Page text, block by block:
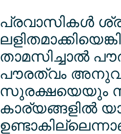
പ്രവാസികള്‍
താമസിച്ചാല്‍
പൗരത്വം
സുരക്ഷയെയും
കാര്യങ്ങളില്‍